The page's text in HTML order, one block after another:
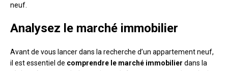
neuf.
Analysez le marché immobilier
Avant de vous lancer dans la recherche d’un appartement neuf,
il est essentiel de comprendre le marché immobilier dans la